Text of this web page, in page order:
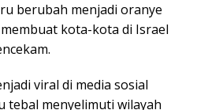
berubah menjadi oranye
kota-kota di Israel
viral di media sosial
tebal menyelimuti wilayah